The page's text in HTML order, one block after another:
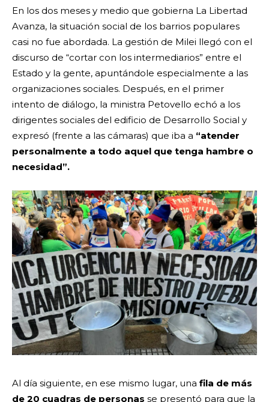
En los dos meses y medio que gobierna La Libertad
Avanza, la situación social de los barrios populares
casi no fue abordada. La gestión de Milei llegó con el
discurso de “cortar con los intermediarios” entre el
Estado y la gente, apuntándole especialmente a las
organizaciones sociales. Después, en el primer
intento de diálogo, la ministra Petovello echó a los
dirigentes sociales del edificio de Desarrollo Social y
expresó (frente a las cámaras) que iba a “atender
personalmente a todo aquel que tenga hambre o
necesidad”.
Al día siguiente, en ese mismo lugar, una fila de más
de 20 cuadras de personas se presentó para que la